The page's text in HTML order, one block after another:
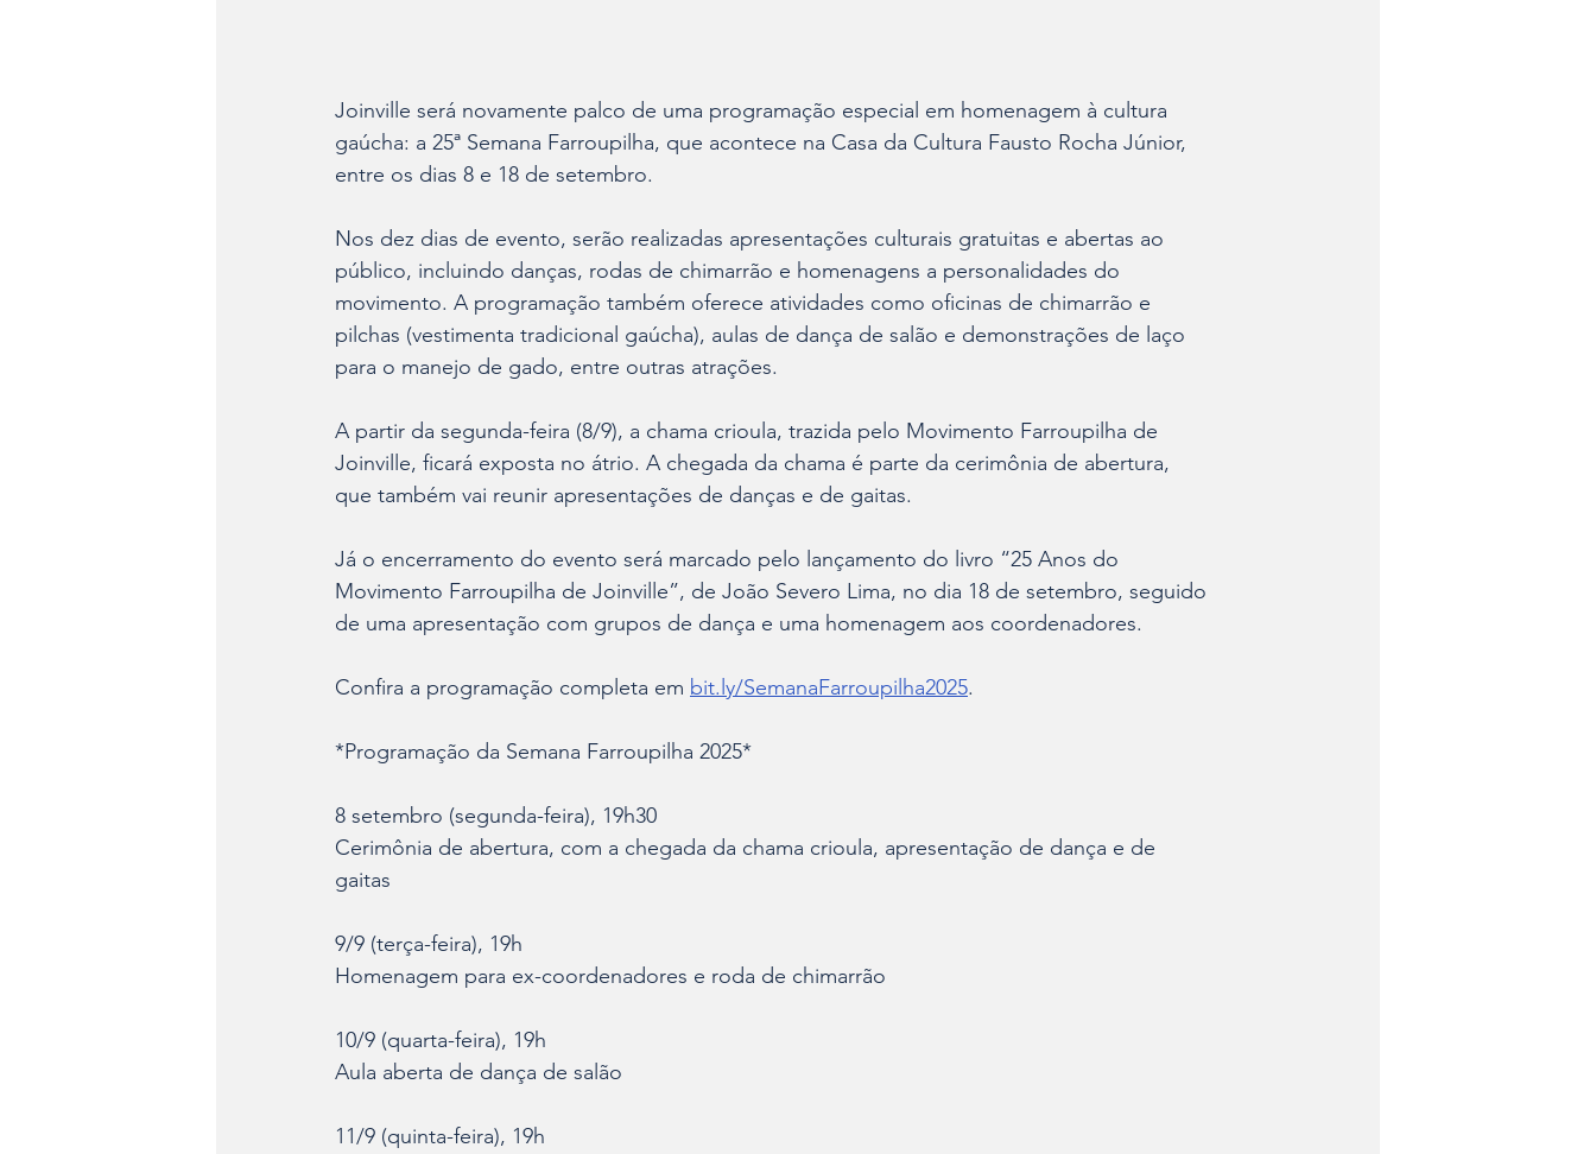
Joinville será novamente palco de uma programação especial em homenagem à cultura
gaúcha: a 25ª Semana Farroupilha, que acontece na Casa da Cultura Fausto Rocha Júnior,
entre os dias 8 e 18 de setembro.
Nos dez dias de evento, serão realizadas apresentações culturais gratuitas e abertas ao
público, incluindo danças, rodas de chimarrão e homenagens a personalidades do
movimento. A programação também oferece atividades como oficinas de chimarrão e
pilchas (vestimenta tradicional gaúcha), aulas de dança de salão e demonstrações de laço
para o manejo de gado, entre outras atrações.
A partir da segunda-feira (8/9), a chama crioula, trazida pelo Movimento Farroupilha de
Joinville, ficará exposta no átrio. A chegada da chama é parte da cerimônia de abertura,
que também vai reunir apresentações de danças e de gaitas.
Já o encerramento do evento será marcado pelo lançamento do livro “25 Anos do
Movimento Farroupilha de Joinville”, de João Severo Lima, no dia 18 de setembro, seguido
de uma apresentação com grupos de dança e uma homenagem aos coordenadores.
Confira a programação completa em bit.ly/SemanaFarroupilha2025.
*Programação da Semana Farroupilha 2025*
8 setembro (segunda-feira), 19h30
Cerimônia de abertura, com a chegada da chama crioula, apresentação de dança e de
gaitas
9/9 (terça-feira), 19h
Homenagem para ex-coordenadores e roda de chimarrão
10/9 (quarta-feira), 19h
Aula aberta de dança de salão
11/9 (quinta-feira), 19h